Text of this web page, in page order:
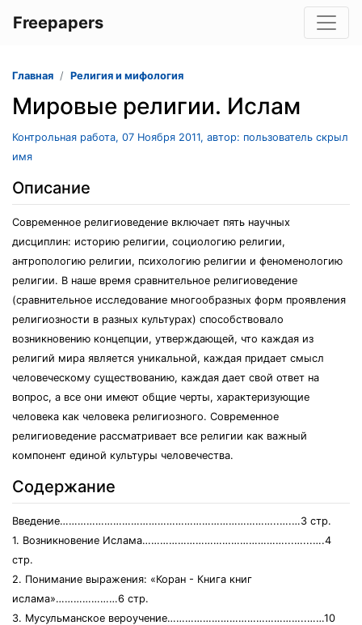
Freepapers
Главная Религия и мифология
Мировые религии. Ислам
Контрольная работа, 07 Ноября 2011, автор: пользователь скрыл
имя
Описание
Современное религиоведение включает пять научных
дисциплин: историю религии, социологию религии,
антропологию религии, психологию религии и феноменологию
религии. В наше время сравнительное религиоведение
(сравнительное исследование многообразных форм проявления
религиозности в разных культурах) способствовало
возникновению концепции, утверждающей, что каждая из
религий мира является уникальной, каждая придает смысл
человеческому существованию, каждая дает свой ответ на
вопрос, а все они имеют общие черты, характеризующие
человека как человека религиозного. Современное
религиоведение рассматривает все религии как важный
компонент единой культуры человечества.
Содержание
Введение………………………………………………………………..….…3 стр.
1. Возникновение Ислама…………………………………………...…...….4
стр.
2. Понимание выражения: «Коран - Книга книг
ислама»…………………6 стр.
3. Мусульманское вероучение………………………………………..……10